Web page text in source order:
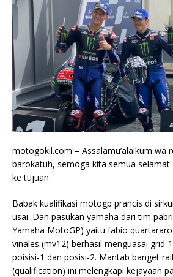
motogokil.com – Assalamu’alaikum wa
barokatuh, semoga kita semua selamat
ke tujuan.
Babak kualifikasi motogp prancis di
usai. Dan pasukan yamaha dari tim
Yamaha MotoGP) yaitu fabio
vinales (mv12) berhasil menguasai grid-
poisisi-1 dan posisi-2. Mantab banget
(qualification) ini melengkapi kejayaan